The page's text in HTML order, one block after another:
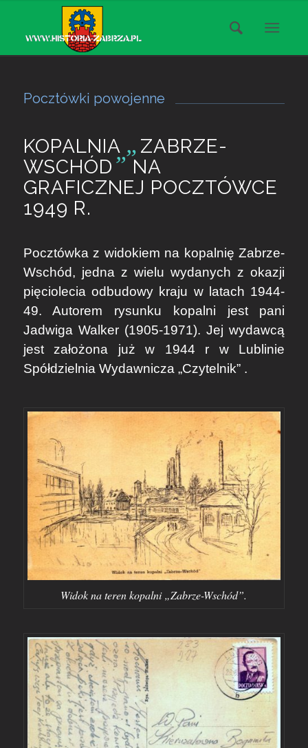
Pocztówki powojenne
KOPALNIA „ ZABRZE-
WSCHÓD ” NA
GRAFICZNEJ POCZTÓWCE
1949 R.
Pocztówka z widokiem na kopalnię Zabrze-
Wschód, jedna z wielu wydanych z okazji
pięciolecia odbudowy kraju w latach 1944-
49. Autorem rysunku kopalni jest pani
Jadwiga Walker (1905-1971). Jej wydawcą
jest założona już w 1944 r w Lublinie
Spółdzielnia Wydawnicza „Czytelnik” .
Widok na teren kopalni „Zabrze-Wschód”.